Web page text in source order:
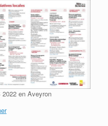
en Aveyron